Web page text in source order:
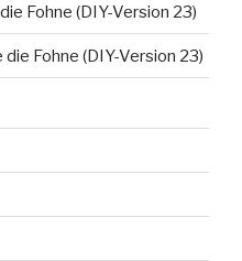
Fohne (DIY-Version 23)
die Fohne (DIY-Version 23)